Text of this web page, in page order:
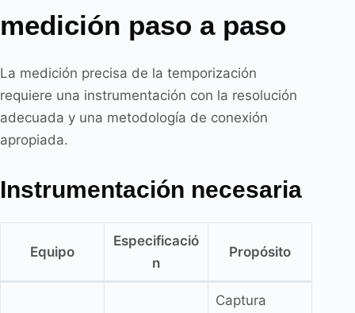
medición paso a paso
La medición precisa de la temporización
requiere una instrumentación con la resolución
adecuada y una metodología de conexión
apropiada.
Instrumentación necesaria
Equipo
Especificació
n
Propósito
Captura